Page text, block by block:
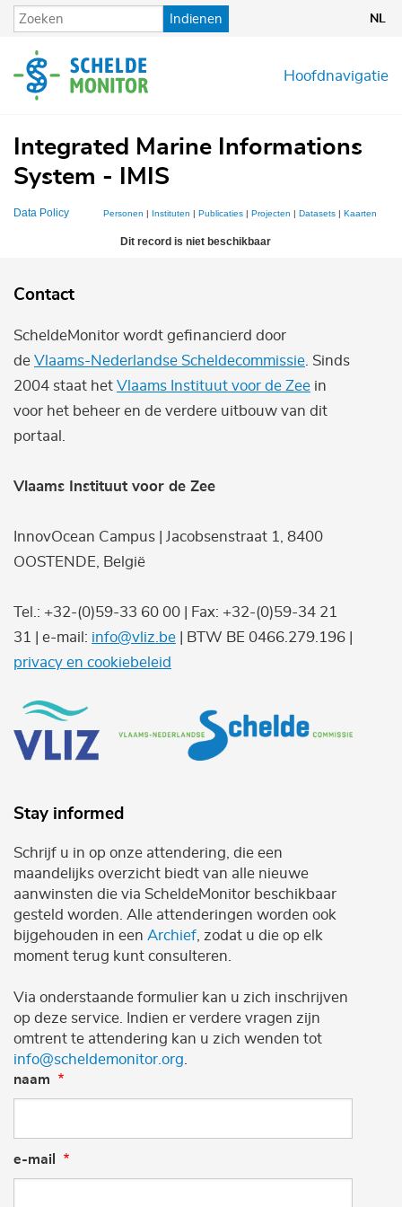
Overslaan
en
de
inhoud
Indienen NL
Hoofdnavigatie
Integrated Marine Informations
System - IMIS
Data Policy Personen | Instituten | Publicaties | Projecten | Datasets | Kaarten
Dit record is niet beschikbaar
Contact
ScheldeMonitor wordt gefinancierd door
de Vlaams-Nederlandse Scheldecommissie . Sinds
2004 staat het Vlaams Instituut voor de Zee in
voor het beheer en de verdere uitbouw van dit
portaal.
Vlaams Instituut voor de Zee
InnovOcean Campus | Jacobsenstraat 1, 8400
OOSTENDE, België
Tel.: +32-(0)59-33 60 00 | Fax: +32-(0)59-34 21
31 | e-mail: info@vliz.be | BTW BE 0466.279.196 |
privacy en cookiebeleid
Stay informed
Schrijf u in op onze attendering, die een
maandelijks overzicht biedt van alle nieuwe
aanwinsten die via ScheldeMonitor beschikbaar
gesteld worden. Alle attenderingen worden ook
bijgehouden in een Archief , zodat u die op elk
moment terug kunt consulteren.
Via onderstaande formulier kan u zich inschrijven
op deze service. Indien er verdere vragen zijn
omtrent te attendering kan u zich wenden tot
info@scheldemonitor.org
naam
e-mail